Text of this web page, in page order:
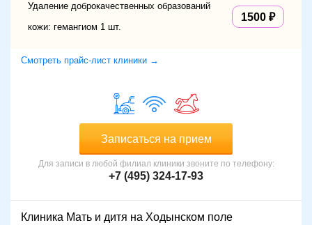
Удаление доброкачественных образований
кожи: гемангиом 1 шт.
1500
Смотреть прайс-лист клиники →
Записаться на прием
Для записи в любой филиал клиники звоните по телефону:
+7 (495) 324-17-93
Клиника Мать и дитя на Ходынском поле